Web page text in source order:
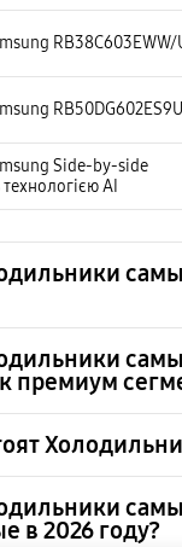
RB38C603EWW/
Side-by-side
технологією AI
RB33J3000EL/
RB33J3000SA/
премиум
Side-by-side
RB33J3000EL/
в 2026 году?